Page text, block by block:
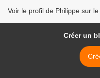
Voir le profil de Philippe sur
Créer un